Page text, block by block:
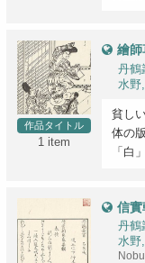
作品タイトル
1 item
繪師
丹鶴
水野
貧し
体の
「白
信實
丹鶴
水野